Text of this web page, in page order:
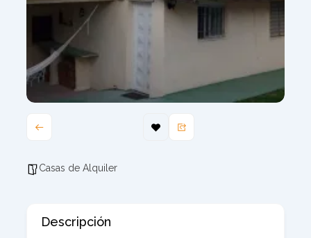
Casas de Alquiler
Descripción